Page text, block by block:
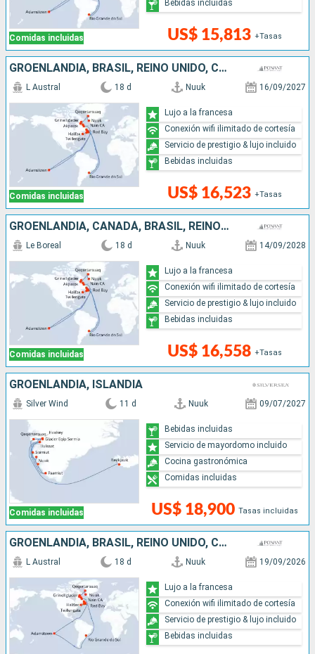
Comidas incluidas US$ 15,813 +Tasas
Bebidas incluidas
GROENLANDIA, BRASIL, REINO UNIDO, CANADÁ
Comidas incluidas
L Austral 18 d Nuuk 16/09/2027
US$ 16,523 +Tasas
Lujo a la francesa
Conexión wifi ilimitado de cortesía
Servicio de prestigio & lujo incluido
Bebidas incluidas
GROENLANDIA, CANADÁ, BRASIL, REINO UNIDO
Comidas incluidas
Le Boreal 18 d Nuuk 14/09/2028
US$ 16,558 +Tasas
Lujo a la francesa
Conexión wifi ilimitado de cortesía
Servicio de prestigio & lujo incluido
Bebidas incluidas
GROENLANDIA, ISLANDIA
Comidas incluidas
Silver Wind 11 d Nuuk 09/07/2027
US$ 18,900 Tasas incluidas
Bebidas incluidas
Servicio de mayordomo incluido
Cocina gastronómica
Comidas incluidas
GROENLANDIA, BRASIL, REINO UNIDO, CANADÁ
L Austral 18 d Nuuk 19/09/2026
Lujo a la francesa
Conexión wifi ilimitado de cortesía
Servicio de prestigio & lujo incluido
Bebidas incluidas